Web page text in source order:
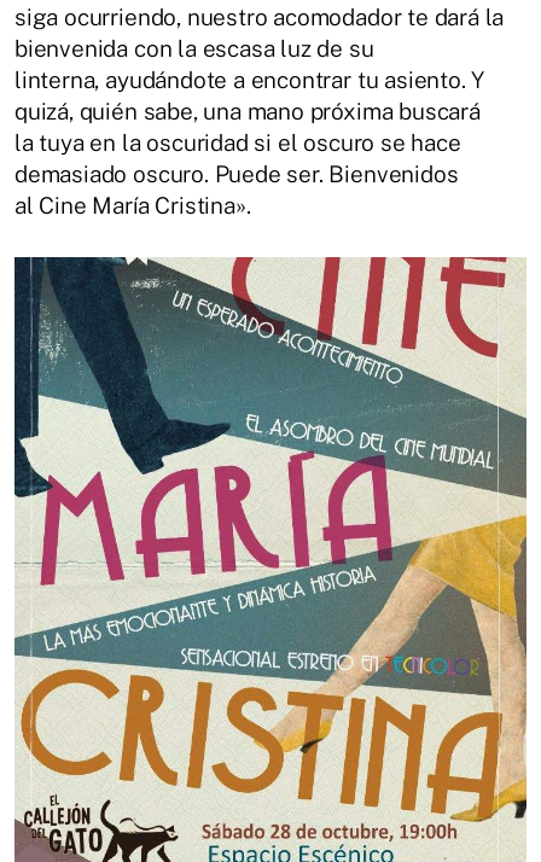
siga ocurriendo, nuestro acomodador te dará la
bienvenida con la escasa luz de su
linterna, ayudándote a encontrar tu asiento. Y
quizá, quién sabe, una mano próxima buscará
la tuya en la oscuridad si el oscuro se hace
demasiado oscuro. Puede ser. Bienvenidos
al Cine María Cristina».